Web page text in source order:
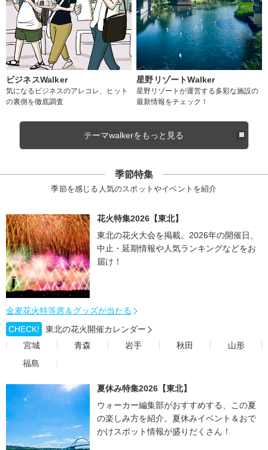
ビジネスWalker
気になるビジネスのアレコレ、ヒット
の裏側を徹底調査
星野リゾートWalker
星野リゾートが運営する多彩な施設の
最新情報をチェック！
テーマwalkerをもっと見る
季節特集
季節を感じる人気のスポットやイベントを紹介
花火特集2026【東北】
東北の花火大会を掲載。2026年の開催日、
中止・延期情報や人気ランキングなどをお
届け！
金麦花火特等席＆グッズが当たる
CHECK!
東北の花火開催カレンダー
宮城
青森 岩手 秋田
山形
福島
夏休み特集2026【東北】
ウォーカー編集部がおすすめする、この夏
の楽しみ方を紹介。夏休みイベント＆おで
かけスポット情報が盛りだくさん！